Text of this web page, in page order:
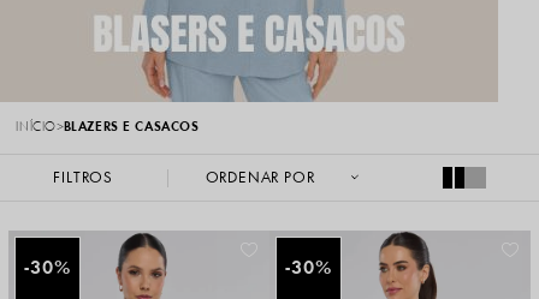
INÍCIO BLAZERS E CASACOS
FILTROS
30% 30%